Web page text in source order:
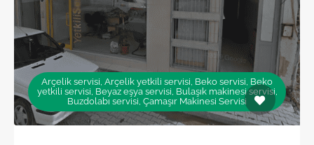
Arçelik servisi, Arçelik yetkili servisi, Beko servisi, Beko
yetkili servisi, Beyaz eşya servisi, Bulaşık makinesi servisi,
Buzdolabı servisi, Çamaşır Makinesi Servisi